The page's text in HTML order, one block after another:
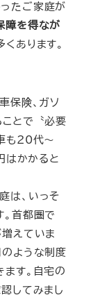
たご家庭が
障を得なが
あります。
保険、ガソ
ことで〝必要
も20代～
かかると
は、いっそ
首都圏で
えていま
のような制度
す。自宅の
してみまし